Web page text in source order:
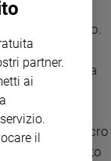
muoriamo.
. A concludere,
le storie è la
di
del cancro
Vita. «Questo
partner.
ai
il